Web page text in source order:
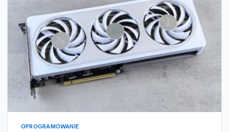
OPROGRAMOWANIE